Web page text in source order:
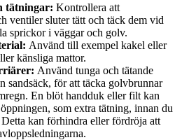
tätningar: Kontrollera att
ventiler sluter tätt och täck dem vid
sprickor i väggar och golv.
Använd till exempel kakel eller
känsliga mattor.
Använd tunga och tätande
sandsäck, för att täcka golvbrunnar
En blöt handduk eller filt kan
som extra tätning, innan du
Detta kan förhindra eller fördröja att